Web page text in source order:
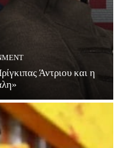
Άντριου και η